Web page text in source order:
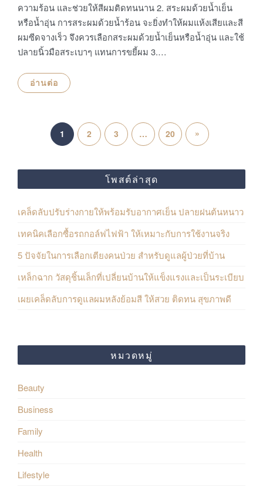
ความร้อน และช่วยให้สีผมติดทนนาน 2. สระผมด้วยน้ำเย็น
หรือน้ำอุ่น การสระผมด้วยน้ำร้อน จะยิ่งทำให้ผมแห้งเสียและสี
ผมซีดจางเร็ว จึงควรเลือกสระผมด้วยน้ำเย็นหรือน้ำอุ่น และใช้
ปลายนิ้วมือสระเบาๆ แทนการขยี้ผม 3.…
อ่านต่อ
s
t
s
p
a
g
i
a
t
i
o
n
1 2 3 … 20
N
P
o
s
t
s
»
โพสต์ล่าสุด
เคล็ดลับปรับร่างกายให้พร้อมรับอากาศเย็น ปลายฝนต้นหนาว
เทคนิคเลือกซื้อรถกอล์ฟไฟฟ้า ให้เหมาะกับการใช้งานจริง
5 ปัจจัยในการเลือกเตียงคนป่วย สำหรับดูแลผู้ป่วยที่บ้าน
เหล็กฉาก วัสดุชิ้นเล็กที่เปลี่ยนบ้านให้แข็งแรงและเป็นระเบียบ
เผยเคล็ดลับการดูแลผมหลังย้อมสี ให้สวย ติดทน สุขภาพดี
หมวดหมู่
Beauty
Business
Family
Health
Lifestyle